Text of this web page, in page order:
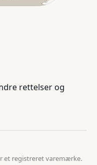
rettelser og
et registreret varemærke.